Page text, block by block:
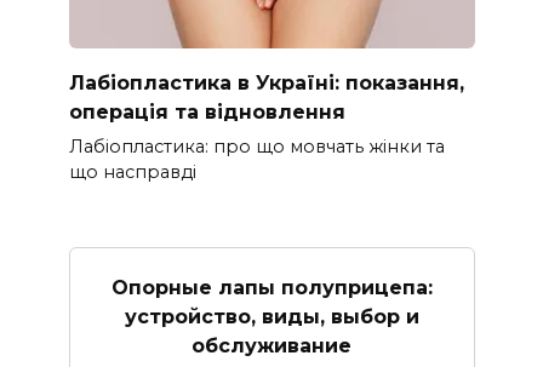
Лабіопластика в Україні: показання,
операція та відновлення
Лабіопластика: про що мовчать жінки та
що насправді
Опорные лапы полуприцепа:
устройство, виды, выбор и
обслуживание